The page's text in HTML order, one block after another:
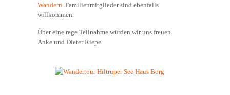
Wandern. Familienmitglieder sind ebenfalls
willkommen.
Über eine rege Teilnahme würden wir uns freuen.
Anke und Dieter Riepe